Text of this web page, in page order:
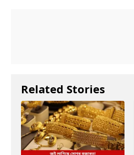
Related Stories